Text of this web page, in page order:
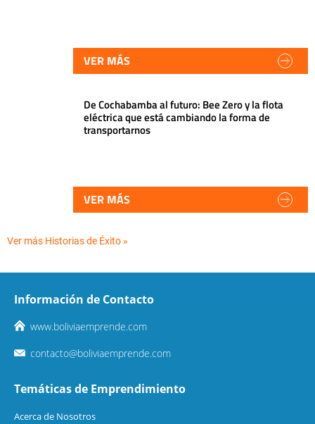
VER MÁS
De Cochabamba al futuro: Bee Zero y la flota
eléctrica que está cambiando la forma de
transportarnos
VER MÁS
Ver más Historias de Éxito »
Información de Contacto
www.boliviaemprende.com
contacto@boliviaemprende.com
Temáticas de Emprendimiento
Acerca de Nosotros